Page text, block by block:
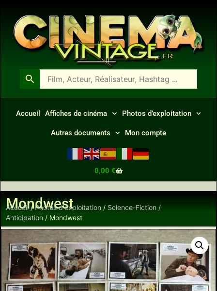
Accueil Affiches de cinéma Photos d’exploitation
Autres documents Mon compte
0,00 €
Mondwest
Accueil/Photos d'exploitation / Science-Fiction /
Anticipation / Mondwest